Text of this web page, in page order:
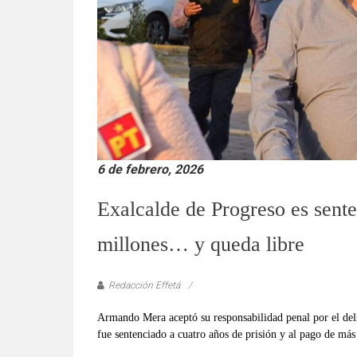
verificadas
y
al
instante,
un
análisis
serio
y
de
mismas.
6 de febrero, 2026
Exalcalde de Progreso es
millones… y queda libre
Redacción Effetá
Armando Mera aceptó su responsabilidad penal por el
fue sentenciado a cuatro años de prisión y al pago de